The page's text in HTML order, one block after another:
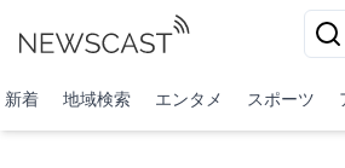
新着 地域検索 エンタメ スポーツ